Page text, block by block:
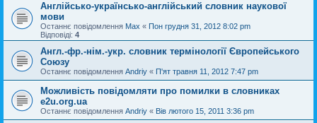
Англійсько-українсько-англійський словник наукової
мови
Останнє повідомлення Max « Пон грудня 31, 2012 8:02 pm
Відповіді: 4
Англ.-фр.-нім.-укр. словник термінології Європейського
Союзу
Останнє повідомлення Andriy « П'ят травня 11, 2012 7:47 pm
Можливість повідомляти про помилки в словниках
e2u.org.ua
Останнє повідомлення Andriy « Вів лютого 15, 2011 3:36 pm